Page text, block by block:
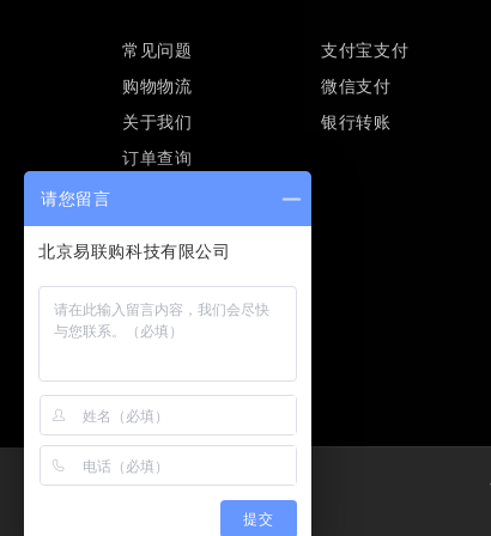
常见问题
购物物流
关于我们
订单查询
支付宝支付
微信支付
银行转账
请您留言
提交